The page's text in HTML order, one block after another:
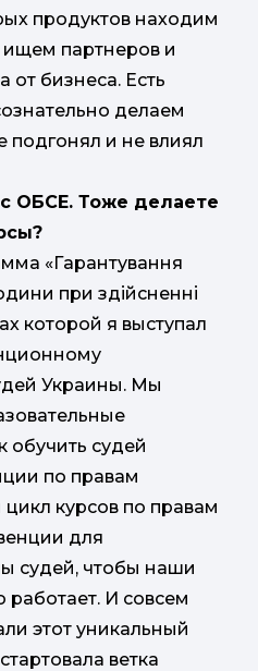
продуктов находим
ищем партнеров и
от бизнеса. Есть
делаем
подгонял и не влиял
ОБСЕ. Тоже делаете
«Гарантування
при здійсненні
которой я выступал
Украины. Мы
обучить судей
по правам
цикл курсов по правам
для
судей, чтобы наши
работает. И совсем
этот уникальный
ветка